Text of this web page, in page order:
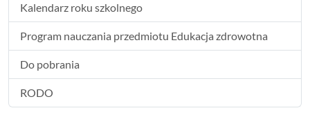
Kalendarz roku szkolnego
Program nauczania przedmiotu Edukacja zdrowotna
Do pobrania
RODO